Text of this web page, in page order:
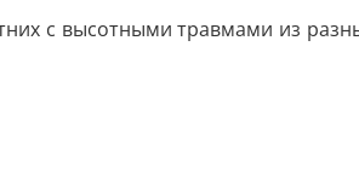
с высотными травмами из